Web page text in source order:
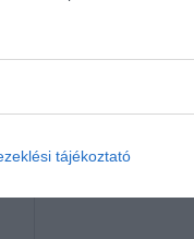
tájékoztató